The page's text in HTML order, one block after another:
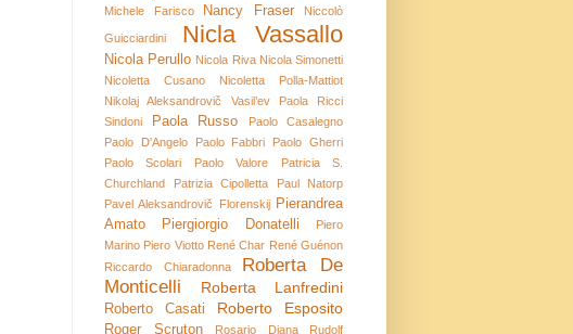
Michele Farisco
Nancy Fraser Niccolò
Guicciardini Nicla Vassallo
Nicola Perullo Nicola Riva Nicola Simonetti
Nicoletta Cusano
Nicoletta Polla-Mattiot
Nikolaj Aleksandrovič Vasil’ev
Paola Ricci
Sindoni
Paola Russo
Paolo Casalegno
Paolo D'Angelo
Paolo Fabbri
Paolo Gherri
Paolo Scolari
Paolo Valore
Patricia S.
Churchland
Patrizia Cipolletta
Paul Natorp
Pavel Aleksandrovič Florenskij
Pierandrea
Amato
Piergiorgio Donatelli
Piero
Marino Piero Viotto René Char René Guénon
Riccardo Chiaradonna
Roberta De
Monticelli
Roberta Lanfredini
Roberto Casati Roberto Esposito
Roger Scruton Rosario Diana Rudolf